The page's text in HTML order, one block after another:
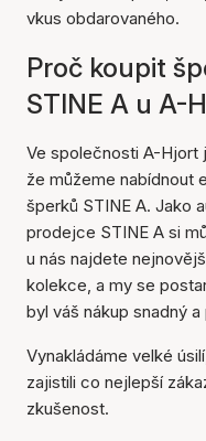
vkus obdarovaného.
Proč koupit
STINE A u A-
Ve společnosti A-Hjort
že můžeme nabídnout
šperků STINE A. Jako
prodejce STINE A si
u nás najdete
kolekce, a my se
byl váš nákup snadný a
Vynakládáme velké
zajistili co nejlepší
zkušenost.